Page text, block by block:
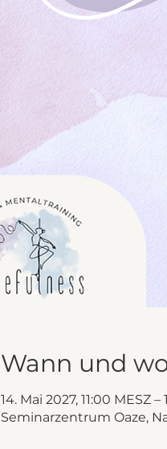
Wann und
14. Mai 2027, 11:00 MESZ –
Seminarzentrum Oaze,